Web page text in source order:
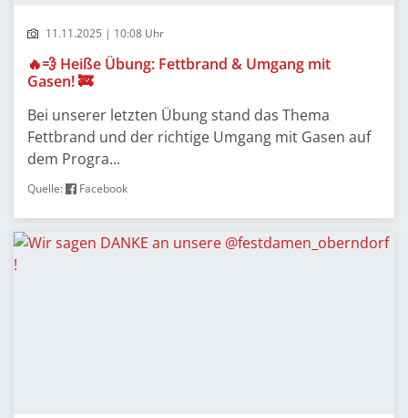
11.11.2025 | 10:08 Uhr
🔥💨 Heiße Übung: Fettbrand & Umgang mit
Gasen! 🚒
Bei unserer letzten Übung stand das Thema
Fettbrand und der richtige Umgang mit Gasen auf
dem Progra...
Quelle: Facebook